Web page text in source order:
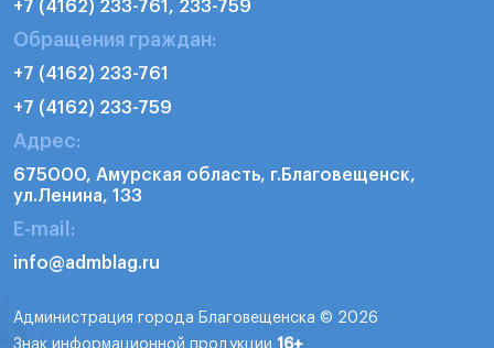
+7 (4162) 233-761, 233-759
Обращения граждан:
+7 (4162) 233-761
+7 (4162) 233-759
Адрес:
675000, Амурская область, г.Благовещенск,
ул.Ленина, 133
E-mail:
info@admblag.ru
Администрация города Благовещенска © 2026